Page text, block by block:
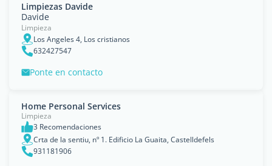
Limpiezas Davide
Davide
Limpieza
Los Angeles 4, Los cristianos
632427547
Ponte en contacto
Home Personal Services
Limpieza
3 Recomendaciones
Crta de la sentiu, nº 1. Edificio La Guaita, Castelldefels
931181906